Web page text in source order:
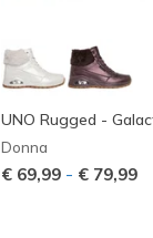
UNO Rugged -
Donna
€ 69,99 - € 79,99